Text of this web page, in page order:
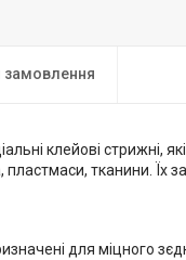
замовлення
клейові стрижні,
тканини. Їх
для міцного